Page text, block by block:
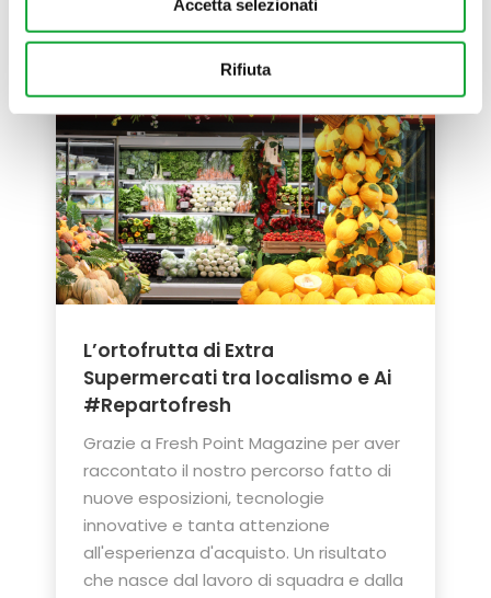
Accetta selezionati
Rifiuta
L’ortofrutta di Extra
Supermercati tra localismo e Ai
#Repartofresh
Grazie a Fresh Point Magazine per aver
raccontato il nostro percorso fatto di
nuove esposizioni, tecnologie
innovative e tanta attenzione
all'esperienza d'acquisto. Un risultato
che nasce dal lavoro di squadra e dalla